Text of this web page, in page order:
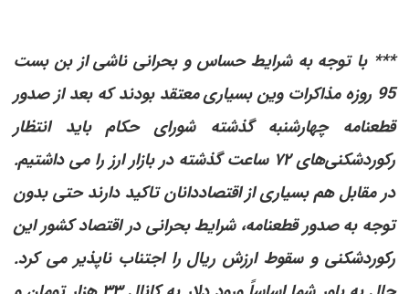
*** با توجه به شرایط حساس و بحرانی ناشی از بن بست
95 روزه مذاکرات وین بسیاری معتقد بودند که بعد از صدور
قطعنامه چهارشنبه گذشته شورای حکام باید انتظار
رکوردشکنی‌های ۷۲ ساعت گذشته در بازار ارز را می داشتیم.
در مقابل هم بسیاری از اقتصاددانان تاکید دارند حتی بدون
توجه به صدور قطعنامه، شرایط بحرانی در اقتصاد کشور این
رکوردشکنی و سقوط ارزش ریال را اجتناب ناپذیر می کرد.